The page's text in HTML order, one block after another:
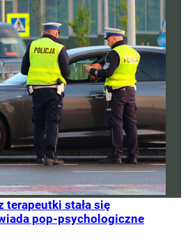
terapeutki stała się
pop-psychologiczne